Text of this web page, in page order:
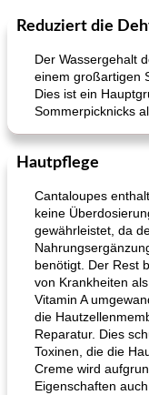
Lamm
Reduziert die
Der Wassergehalt
einem großartigen
Dies ist ein
Sommerpicknicks
Hautpflege
Cantaloupes
keine
gewährleistet, da
benötigt. Der Rest
von Krankheiten
Vitamin A
die
Reparatur. Dies
Toxinen, die die
Creme wird
Eigenschaften